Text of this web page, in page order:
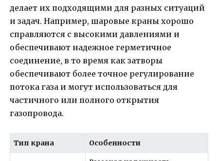
делает их подходящими для разных ситуаций
и задач. Например, шаровые краны хорошо
справляются с высокими давлениями и
обеспечивают надежное герметичное
соединение, в то время как затворы
обеспечивают более точное регулирование
потока газа и могут использоваться для
частичного или полного открытия
газопровода.
Тип крана Особенности